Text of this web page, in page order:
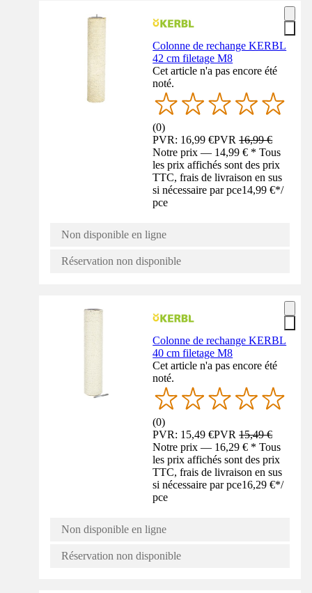
Colonne de rechange KERBL
42 cm filetage M8
Cet article n'a pas encore été
noté.
(0)
PVR: 16,99 €PVR16,99 €
Notre prix — 14,99 € * Tous
les prix affichés sont des prix
TTC, frais de livraison en sus
si nécessaire par pce14,99 €*/
pce
Non disponible en ligne
Réservation non disponible
Colonne de rechange KERBL
40 cm filetage M8
Cet article n'a pas encore été
noté.
(0)
PVR: 15,49 €PVR15,49 €
Notre prix — 16,29 € * Tous
les prix affichés sont des prix
TTC, frais de livraison en sus
si nécessaire par pce16,29 €*/
pce
Non disponible en ligne
Réservation non disponible